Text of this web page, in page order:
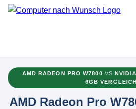
AMD RADEON PRO W7800 VS
6GB VERGLEICH
AMD Radeon Pro